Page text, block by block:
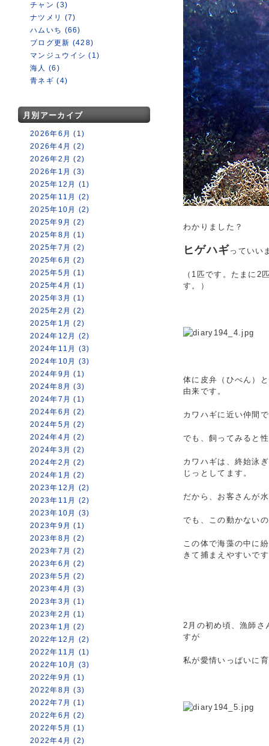
チャン (3)
ナツメリ (7)
ハムいち (66)
ブログ更新 (428)
マンジュウイシ (1)
海人 (6)
青ネギ (4)
月別アーカイブ
2026年6月 (1)
2026年4月 (2)
2026年2月 (2)
2026年1月 (3)
2025年12月 (1)
2025年11月 (2)
2025年10月 (2)
2025年9月 (2)
2025年8月 (1)
2025年7月 (2)
2025年6月 (2)
2025年5月 (1)
2025年4月 (1)
2025年3月 (1)
2025年2月 (2)
2025年1月 (2)
2024年12月 (2)
2024年11月 (3)
2024年10月 (3)
2024年9月 (1)
2024年8月 (3)
2024年7月 (1)
2024年6月 (2)
2024年5月 (2)
2024年4月 (2)
2024年3月 (2)
2024年2月 (2)
2024年1月 (2)
2023年12月 (2)
2023年11月 (2)
2023年10月 (3)
2023年9月 (1)
2023年8月 (2)
2023年7月 (2)
2023年6月 (2)
2023年5月 (2)
2023年4月 (3)
2023年3月 (1)
2023年2月 (1)
2023年1月 (2)
2022年12月 (2)
2022年11月 (1)
2022年10月 (3)
2022年9月 (1)
2022年8月 (3)
2022年7月 (1)
2022年6月 (2)
2022年5月 (1)
2022年4月 (2)
わかりました？
ヒゲハギ っていい
（1匹です。たまに2
す。）
体に皮弁（ひべん）
由来です。
カワハギに近い仲間
でも、飼ってみると
カワハギは、終始泳
じっとしてます。
だから、お客さんが
でも、この動かない
この体で海藻の中に
きて捕まえやすいで
2月の初め頃、漁師さ
すが
私が愛情いっぱいに